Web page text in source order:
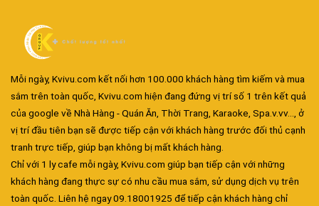
Mỗi ngày, Kvivu.com kết nối hơn 100.000 khách hàng tìm kiếm và mua
sắm trên toàn quốc, Kvivu.com hiện đang đứng vị trí số 1 trên kết quả
của google về Nhà Hàng - Quán Ăn, Thời Trang, Karaoke, Spa.v.vv..., ở
vị trí đầu tiên bạn sẽ được tiếp cận với khách hàng trước đối thủ cạnh
tranh trực tiếp, giúp bạn không bị mất khách hàng.
Chỉ với 1 ly cafe mỗi ngày, Kvivu.com giúp bạn tiếp cận với những
khách hàng đang thực sự có nhu cầu mua sắm, sử dụng dịch vụ trên
toàn quốc. Liên hệ ngay 09.18001925 để tiếp cận khách hàng chỉ
Đa dạng màu sắc cửa nhôm – Tối ưu màu sắc Kiến Trúc
Cửa nhôm chống gió mưa – Hiên ngang giữa thời tiết khắc
nghiệt
Cửa nhôm kín nước kín khí – Bình yên với những tác nhân bên
ngoài